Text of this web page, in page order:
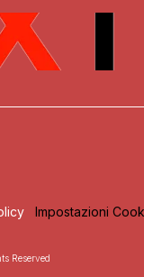
Impostazioni
Reserved